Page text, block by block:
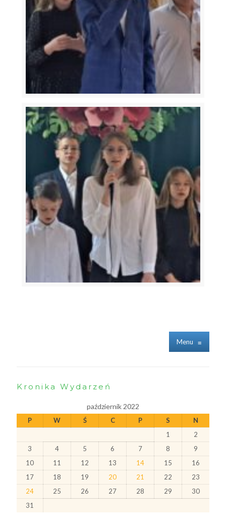
Menu ≡
Kronika Wydarzeń
październik 2022
P W Ś C P S
N
1
2
3
4 5 6 7 8
9
10
11 12 13 14 15
16
17
18 19 20 21 22
23
24
25 26 27 28 29
30
31